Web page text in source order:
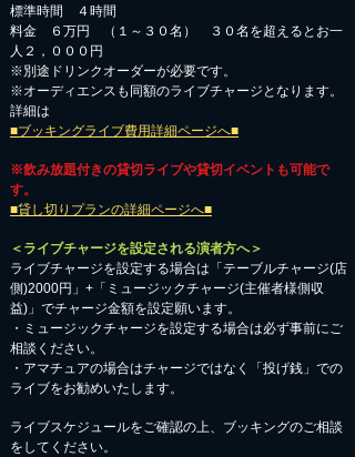
標準時間 ４時間
料金 ６万円 （１～３０名） ３０名を超えるとお一
人２，０００円
※別途ドリンクオーダーが必要です。
※オーディエンスも同額のライブチャージとなります。
詳細は
■ブッキングライブ費用詳細ページへ■
※飲み放題付きの貸切ライブや貸切イベントも可能で
す。
■貸し切りプランの詳細ページへ■
＜ライブチャージを設定される演者方へ＞
ライブチャージを設定する場合は「テーブルチャージ(店
側)2000円」+「ミュージックチャージ(主催者様側収
益)」でチャージ金額を設定願います。
・ミュージックチャージを設定する場合は必ず事前にご
相談ください。
​・アマチュアの場合はチャージではなく「投げ銭」での
ライブをお勧めいたします。
​ライブスケジュールをご確認の上、ブッキングのご相談
をしてください。